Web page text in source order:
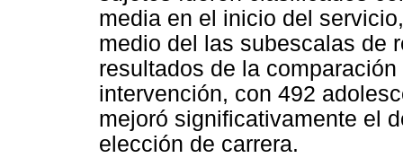
media en el inicio del
medio del las subescalas de
resultados de la
intervención, con 492
mejoró significativamente el
elección de carrera.